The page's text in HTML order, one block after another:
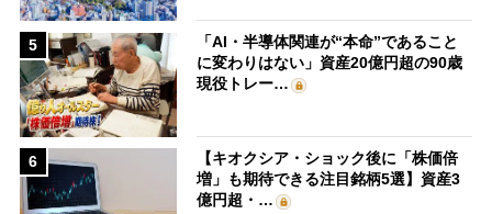
5
「AI・半導体関連が“本命”であること
に変わりはない」資産20億円超の90歳
現役トレー…
6
【キオクシア・ショック後に「株価倍
増」も期待できる注目銘柄5選】資産3
億円超・…